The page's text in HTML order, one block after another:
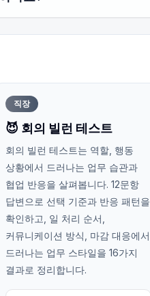
직장
😈 회의 빌런 테스트
회의 빌런 테스트는 역할, 행동
상황에서 드러나는 업무 습관과
협업 반응을 살펴봅니다. 12문항
답변으로 선택 기준과 반응 패턴을
확인하고, 일 처리 순서,
커뮤니케이션 방식, 마감 대응에서
드러나는 업무 스타일을 16가지
결과로 정리합니다.